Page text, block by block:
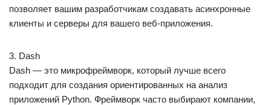
позволяет вашим разработчикам создавать асинхронные
клиенты и серверы для вашего веб-приложения.
3. Dash
Dash — это микрофреймворк, который лучше всего
подходит для создания ориентированных на анализ
приложений Python. Фреймворк часто выбирают компании,